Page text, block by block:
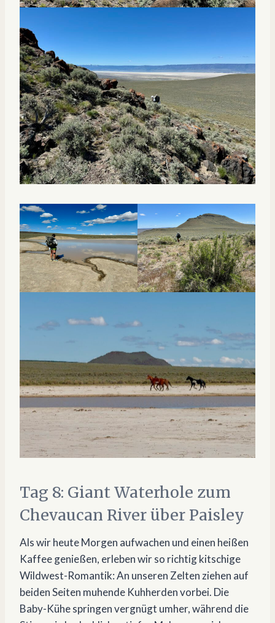
Tag 8: Giant Waterhole zum
Chevaucan River über Paisley
Als wir heute Morgen aufwachen und einen heißen
Kaffee genießen, erleben wir so richtig kitschige
Wildwest-Romantik: An unseren Zelten ziehen auf
beiden Seiten muhende Kuhherden vorbei. Die
Baby-Kühe springen vergnügt umher, während die